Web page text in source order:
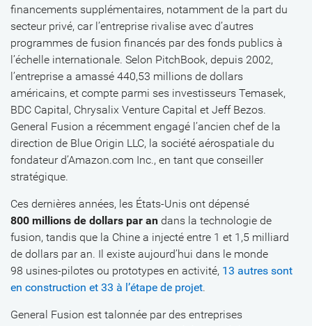
financements supplémentaires, notamment de la part du
secteur privé, car l’entreprise rivalise avec d’autres
programmes de fusion financés par des fonds publics à
l’échelle internationale. Selon PitchBook, depuis 2002,
l’entreprise a amassé 440,53 millions de dollars
américains, et compte parmi ses investisseurs Temasek,
BDC Capital, Chrysalix Venture Capital et Jeff Bezos.
General Fusion a récemment engagé l’ancien chef de la
direction de Blue Origin LLC, la société aérospatiale du
fondateur d’Amazon.com Inc., en tant que conseiller
stratégique.
Ces dernières années, les États-Unis ont dépensé
800 millions de dollars par an dans la technologie de
fusion, tandis que la Chine a injecté entre 1 et 1,5 milliard
de dollars par an. Il existe aujourd’hui dans le monde
98 usines-pilotes ou prototypes en activité, 13 autres sont
en construction et 33 à l’étape de projet.
General Fusion est talonnée par des entreprises